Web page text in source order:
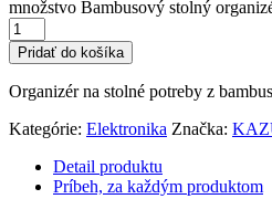
množstvo Bambusový stolný
Pridať do košíka
Organizér na stolné potreby z
Kategórie: Elektronika Značka:
Detail produktu
Príbeh, za každým produktom